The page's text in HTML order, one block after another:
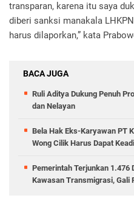
transparan, karena itu saya
diberi sanksi manakala
harus dilaporkan,” kata
BACA JUGA
Ruli Aditya Dukung Penuh
dan Nelayan
Bela Hak Eks-Karyawan PT
Wong Cilik Harus Dapat
Pemerintah Terjunkan 1.476
Kawasan Transmigrasi, Gali